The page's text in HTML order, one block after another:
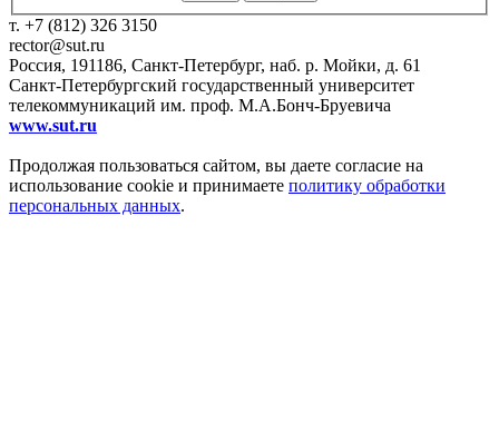
т. +7 (812) 326 3150
rector@sut.ru
Россия, 191186, Санкт-Петербург, наб. р. Мойки, д. 61
Санкт-Петербургский государственный университет
телекоммуникаций им. проф. М.А.Бонч-Бруевича
www.sut.ru
Продолжая пользоваться сайтом, вы даете согласие на
использование cookie и принимаете политику обработки
персональных данных.